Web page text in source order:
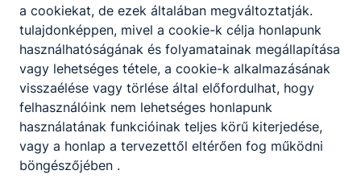
a cookiekat, de ezek általában megváltoztatják.
tulajdonképpen, mivel a cookie-k célja honlapunk
használhatóságának és folyamatainak megállapítása
vagy lehetséges tétele, a cookie-k alkalmazásának
visszaélése vagy törlése által előfordulhat, hogy
felhasználóink ​​nem lehetséges honlapunk
használatának funkcióinak teljes körű kiterjedése,
vagy a honlap a tervezettől eltérően fog működni
böngészőjében .